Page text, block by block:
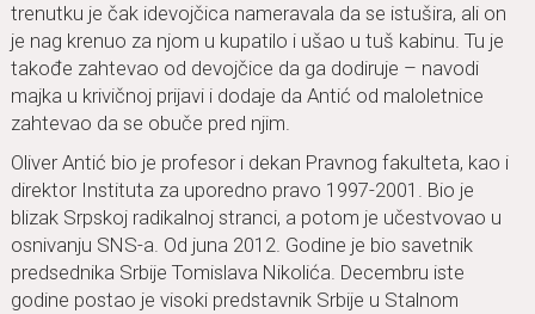
trenutku je čak idevojčica nameravala da se istušira, ali on
je nag krenuo za njom u kupatilo i ušao u tuš kabinu. Tu je
takođe zahtevao od devojčice da ga dodiruje – navodi
majka u krivičnoj prijavi i dodaje da Antić od maloletnice
zahtevao da se obuče pred njim.
Oliver Antić bio je profesor i dekan Pravnog fakulteta, kao i
direktor Instituta za uporedno pravo 1997-2001. Bio je
blizak Srpskoj radikalnoj stranci, a potom je učestvovao u
osnivanju SNS-a. Od juna 2012. Godine je bio savetnik
predsednika Srbije Tomislava Nikolića. Decembru iste
godine postao je visoki predstavnik Srbije u Stalnom